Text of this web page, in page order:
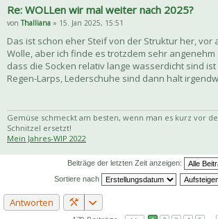
Re: WOLLen wir mal weiter nach 2025?
von Thalliana » 15. Jan 2025, 15:51
Das ist schon eher Steif von der Struktur her, vor
Wolle, aber ich finde es trotzdem sehr angenehm
dass die Socken relativ lange wasserdicht sind
Regen-Larps, Lederschuhe sind dann halt
Gemüse schmeckt am besten, wenn man es kurz vor
Schnitzel ersetzt!
Mein Jahres-WIP 2022
Beiträge der letzten Zeit anzeigen:
Sortiere nach
Antworten